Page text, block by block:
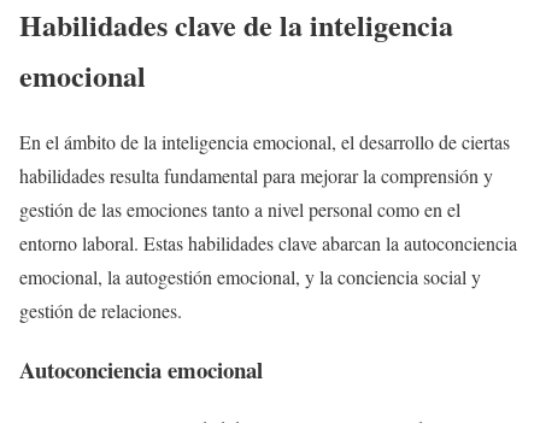
Habilidades clave de la inteligencia
emocional
En el ámbito de la inteligencia emocional, el desarrollo de ciertas
habilidades resulta fundamental para mejorar la comprensión y
gestión de las emociones tanto a nivel personal como en el
entorno laboral. Estas habilidades clave abarcan la autoconciencia
emocional, la autogestión emocional, y la conciencia social y
gestión de relaciones.
Autoconciencia emocional